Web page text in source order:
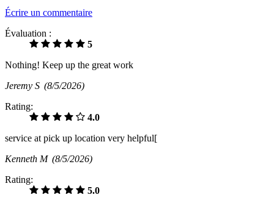
Écrire un commentaire
Évaluation :
5
Nothing! Keep up the great work
Jeremy S (8/5/2026)
Rating:
4.0
service at pick up location very helpful[
Kenneth M (8/5/2026)
Rating:
5.0